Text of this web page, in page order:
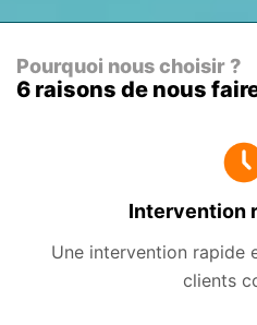
Pourquoi nous choisir ?
6 raisons de nous
Intervention
Une intervention rapide
clients